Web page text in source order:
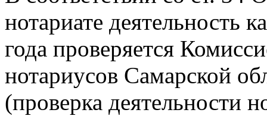
нотариате деятельность
года проверяется
нотариусов Самарской
(проверка деятельности